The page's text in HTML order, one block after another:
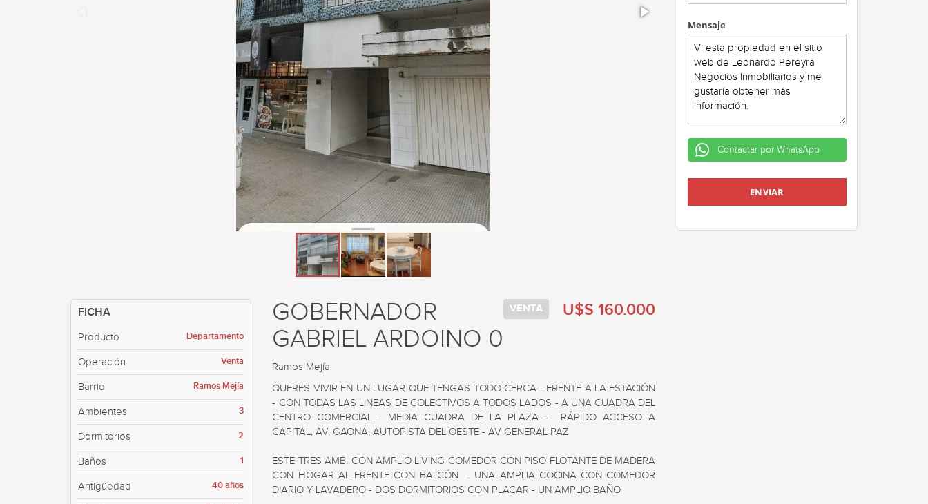
FICHA
Producto Departamento
Operación Venta
Barrio Ramos Mejía
Ambientes 3
Dormitorios 2
Baños 1
Antigüedad 40 años
U$S 160.000
VENTA
GOBERNADOR
GABRIEL ARDOINO 0
Ramos Mejía
QUERES VIVIR EN UN LUGAR QUE TENGAS TODO CERCA - FRENTE A LA ESTACIÓN
- CON TODAS LAS LINEAS DE COLECTIVOS A TODOS LADOS - A UNA CUADRA DEL
CENTRO COMERCIAL - MEDIA CUADRA DE LA PLAZA -  RÁPIDO ACCESO A
CAPITAL, AV. GAONA, AUTOPISTA DEL OESTE - AV GENERAL PAZ
ESTE TRES AMB. CON AMPLIO LIVING COMEDOR CON PISO FLOTANTE DE MADERA
CON HOGAR AL FRENTE CON BALCÓN  - UNA AMPLIA COCINA CON COMEDOR
DIARIO Y LAVADERO - DOS DORMITORIOS CON PLACAR - UN AMPLIO BAÑO
Mensaje
Contactar por WhatsApp